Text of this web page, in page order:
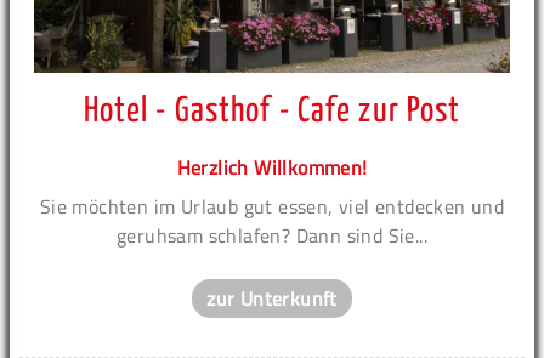
Hotel - Gasthof - Cafe zur Post
Herzlich Willkommen!
Sie möchten im Urlaub gut essen, viel entdecken und
geruhsam schlafen? Dann sind Sie...
zur Unterkunft